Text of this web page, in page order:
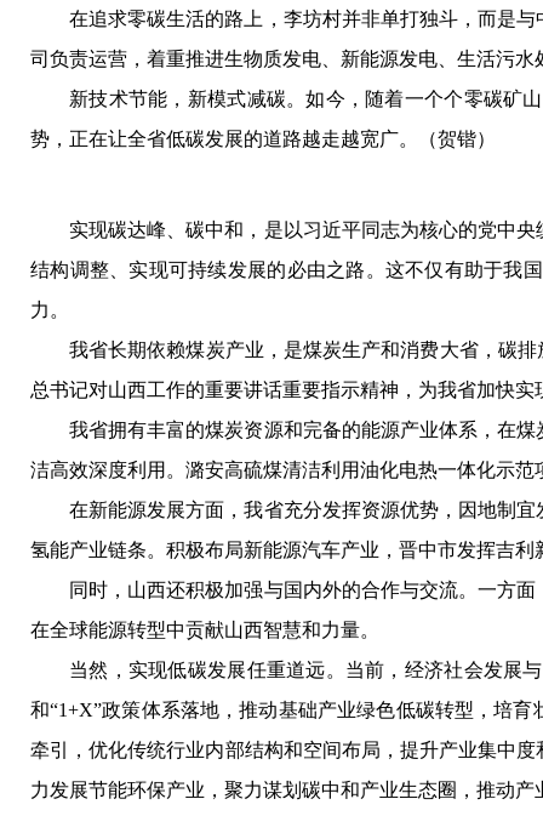
在追求零碳生活的路上，李坊村并非单打独斗，而是
司负责运营，着重推进生物质发电、新能源发电、生活污
新技术节能，新模式减碳。如今，随着一个个零碳矿
势，正在让全省低碳发展的道路越走越宽广。（贺锴）
实现碳达峰、碳中和，是以习近平同志为核心的党中
结构调整、实现可持续发展的必由之路。这不仅有助于我
力。
我省长期依赖煤炭产业，是煤炭生产和消费大省，碳
总书记对山西工作的重要讲话重要指示精神，为我省加快
我省拥有丰富的煤炭资源和完备的能源产业体系，在
洁高效深度利用。潞安高硫煤清洁利用油化电热一体化示
在新能源发展方面，我省充分发挥资源优势，因地制
氢能产业链条。积极布局新能源汽车产业，晋中市发挥吉
同时，山西还积极加强与国内外的合作与交流。一方
在全球能源转型中贡献山西智慧和力量。
当然，实现低碳发展任重道远。当前，经济社会发展
和“1+X”政策体系落地，推动基础产业绿色低碳转型，培
牵引，优化传统行业内部结构和空间布局，提升产业集中
力发展节能环保产业，聚力谋划碳中和产业生态圈，推动产